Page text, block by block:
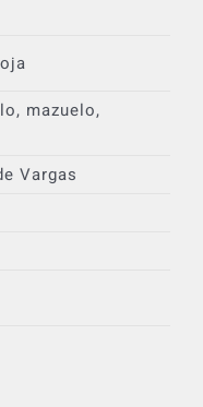
mazuelo,
Vargas